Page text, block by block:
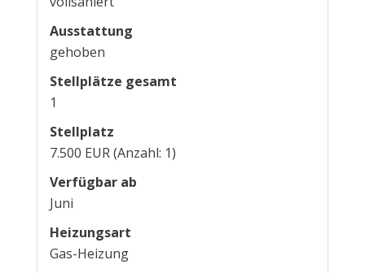
Ausstattung
gehoben
Stellplätze gesamt
1
Stellplatz
7.500 EUR (Anzahl: 1)
Verfügbar ab
Juni
Heizungsart
Gas-Heizung